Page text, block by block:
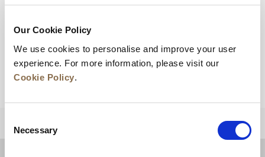
Our Cookie Policy
We use cookies to personalise and improve your user
experience. For more information, please visit our
Cookie Policy.
Selection
Necessary
news.
ZURÜCK AN DEN SEITENANFANG